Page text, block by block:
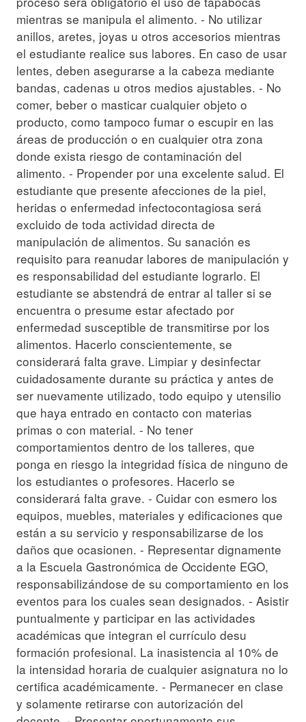
mientras se manipula el alimento. - No utilizar
anillos, aretes, joyas u otros accesorios mientras
el estudiante realice sus labores. En caso de usar
lentes, deben asegurarse a la cabeza mediante
bandas, cadenas u otros medios ajustables. - No
comer, beber o masticar cualquier objeto o
producto, como tampoco fumar o escupir en las
áreas de producción o en cualquier otra zona
donde exista riesgo de contaminación del
alimento. - Propender por una excelente salud. El
estudiante que presente afecciones de la piel,
heridas o enfermedad infectocontagiosa será
excluido de toda actividad directa de
manipulación de alimentos. Su sanación es
requisito para reanudar labores de manipulación y
es responsabilidad del estudiante lograrlo. El
estudiante se abstendrá de entrar al taller si se
encuentra o presume estar afectado por
enfermedad susceptible de transmitirse por los
alimentos. Hacerlo conscientemente, se
considerará falta grave. Limpiar y desinfectar
cuidadosamente durante su práctica y antes de
ser nuevamente utilizado, todo equipo y utensilio
que haya entrado en contacto con materias
primas o con material. - No tener
comportamientos dentro de los talleres, que
ponga en riesgo la integridad física de ninguno de
los estudiantes o profesores. Hacerlo se
considerará falta grave. - Cuidar con esmero los
equipos, muebles, materiales y edificaciones que
están a su servicio y responsabilizarse de los
daños que ocasionen. - Representar dignamente
a la Escuela Gastronómica de Occidente EGO,
responsabilizándose de su comportamiento en los
eventos para los cuales sean designados. - Asistir
puntualmente y participar en las actividades
académicas que integran el currículo desu
formación profesional. La inasistencia al 10% de
la intensidad horaria de cualquier asignatura no lo
certifica académicamente. - Permanecer en clase
y solamente retirarse con autorización del